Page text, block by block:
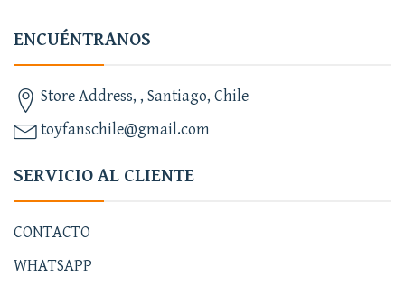
ENCUÉNTRANOS
Store Address, , Santiago, Chile
toyfanschile@gmail.com
SERVICIO AL CLIENTE
CONTACTO
WHATSAPP